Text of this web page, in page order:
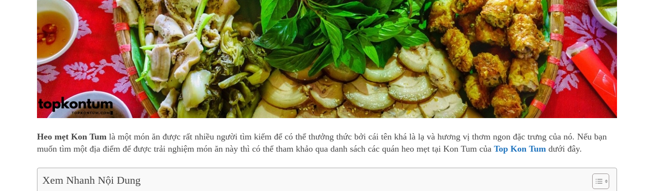
Heo mẹt Kon Tum là một món ăn được rất nhiều người tìm kiếm để có thể thưởng thức bởi cái tên khá là lạ và hương vị thơm ngon đặc trưng của nó. Nếu bạn
muốn tìm một địa điểm để được trải nghiệm món ăn này thì có thể tham khảo qua danh sách các quán heo mẹt tại Kon Tum của Top Kon Tum dưới đây.
Xem Nhanh Nội Dung